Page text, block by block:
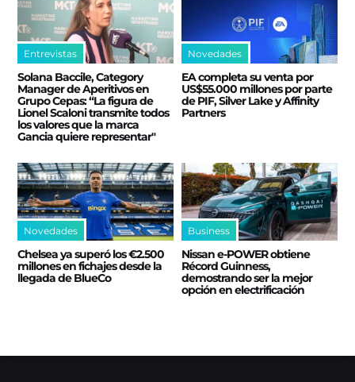
Entrevistas
Solana Baccile, Category
Manager de Aperitivos en
Grupo Cepas: “La figura de
Lionel Scaloni transmite todos
los valores que la marca
Gancia quiere representar"
Novedades
EA completa su venta por
US$55.000 millones por parte
de PIF, Silver Lake y Affinity
Partners
Novedades
Chelsea ya superó los €2.500
millones en fichajes desde la
llegada de BlueCo
Business
Nissan e‑POWER obtiene
Récord Guinness,
demostrando ser la mejor
opción en electrificación